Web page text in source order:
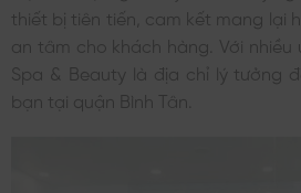
thiết bị tiên tiến, cam kết mang lại
an tâm cho khách hàng. Với nhiều
Spa & Beauty là địa chỉ lý tưởng
bạn tại quận Bình Tân.